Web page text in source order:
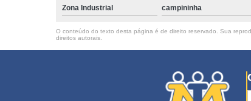
Zona Industrial campininha
O conteúdo do texto desta página é de direito reservado. Sua
direitos autorais